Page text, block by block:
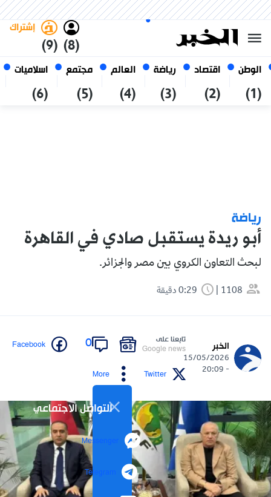
الوطن
(1)
اقتصاد
(2)
رياضة
(3)
العالم
(4)
مجتمع
(5)
اسلاميات
(6)
(8)
إشتراك
(9)
07 أغسطس 2026
الجزائر
رياضة
أبو ريدة يستقبل صادي في القاهرة
لبحث التعاون الكروي بين مصر والجزائر.
1108
الخبر
15/05/2026
- 20:09
تابعنا على
Google news
0
Facebook
Twitter
More
التواصل الاجتماعي
Messenger
Telegram